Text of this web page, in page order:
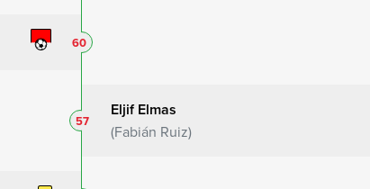
60
Eljif Elmas
Fabián Ruiz
57